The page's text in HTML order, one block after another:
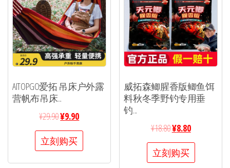
AITOPGO爱拓 吊床户外露
营帆布吊床...
¥29.90¥9.90
立刻购买
威拓森鲫腥香版鲫鱼饵
料秋冬季野钓专用垂
钓...
¥18.80¥8.80
立刻购买